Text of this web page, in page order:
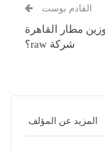
القادم بوست
مطار القاهرة
شركة raw؟
المزيد عن المؤلف